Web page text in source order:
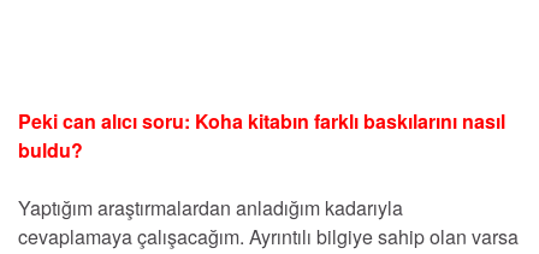
Peki can alıcı soru: Koha kitabın farklı baskılarını nasıl
buldu?
Yaptığım araştırmalardan anladığım kadarıyla
cevaplamaya çalışacağım. Ayrıntılı bilgiye sahip olan varsa